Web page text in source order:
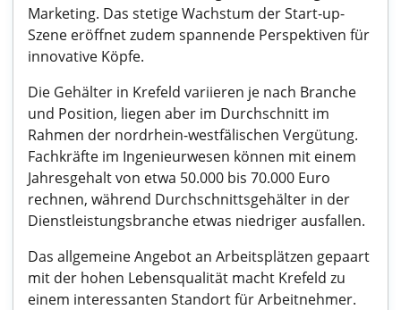
Marketing. Das stetige Wachstum der Start-up-
Szene eröffnet zudem spannende Perspektiven für
innovative Köpfe.
Die Gehälter in Krefeld variieren je nach Branche
und Position, liegen aber im Durchschnitt im
Rahmen der nordrhein-westfälischen Vergütung.
Fachkräfte im Ingenieurwesen können mit einem
Jahresgehalt von etwa 50.000 bis 70.000 Euro
rechnen, während Durchschnittsgehälter in der
Dienstleistungsbranche etwas niedriger ausfallen.
Das allgemeine Angebot an Arbeitsplätzen gepaart
mit der hohen Lebensqualität macht Krefeld zu
einem interessanten Standort für Arbeitnehmer.